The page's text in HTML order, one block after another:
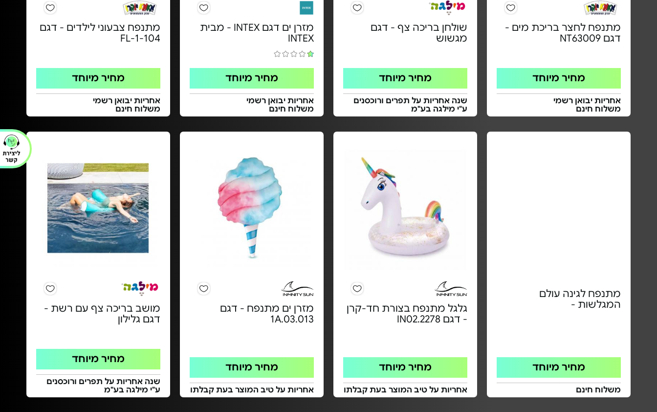
מתנפח לחצר בריכת מים -
דגם NT63009
מחיר מיוחד
אחריות יבואן רשמי
משלוח חינם
שולחן בריכה צף - דגם
מגשוש
מחיר מיוחד
שנה אחריות על תפרים ורוכסנים
ע"י מילגה בע"מ
מזרן ים דגם INTEX - מבית
INTEX
מחיר מיוחד
אחריות יבואן רשמי
משלוח חינם
מתנפח צבעוני לילדים - דגם
FL-1-104
מחיר מיוחד
אחריות יבואן רשמי
משלוח חינם
מתנפח לגינה עולם
המגלשות -
מחיר מיוחד
משלוח חינם
גלגל מתנפח בצורת חד-קרן
- דגם IN02.2278
מחיר מיוחד
אחריות על טיב המוצר בעת קבלתו
מזרן ים מתנפח - דגם
1A.03.013
מחיר מיוחד
אחריות על טיב המוצר בעת קבלתו
מושב בריכה צף עם רשת -
דגם גלילון
מחיר מיוחד
שנה אחריות על תפרים ורוכסנים
ע"י מילגה בע"מ